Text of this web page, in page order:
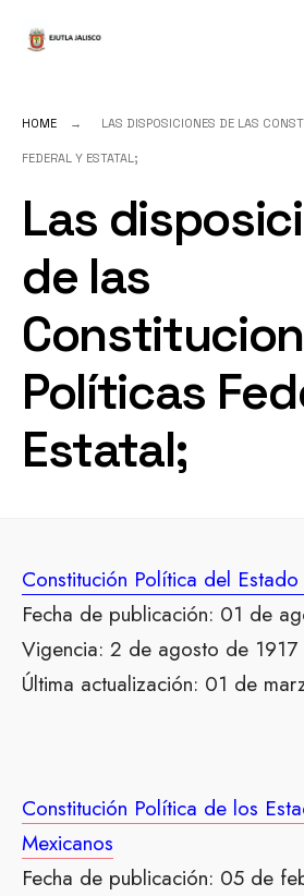
HOME LAS DISPOSICIONES DE LAS
FEDERAL Y ESTATAL;
Las
de las
Políticas
Estatal;
Constitución Política del Estado
Fecha de publicación: 01 de
Vigencia: 2 de agosto de 1917
Última actualización: 01 de
Constitución Política de los
Mexicanos
Fecha de publicación: 05 de